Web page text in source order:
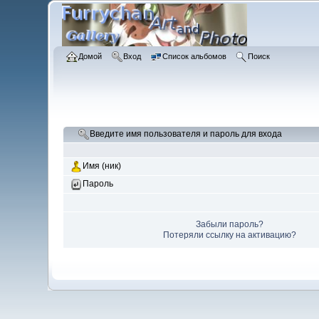
Домой Вход Список альбомов Поиск
Введите имя пользователя и пароль для входа
Имя (ник)
Пароль
Забыли пароль?
Потеряли ссылку на активацию?